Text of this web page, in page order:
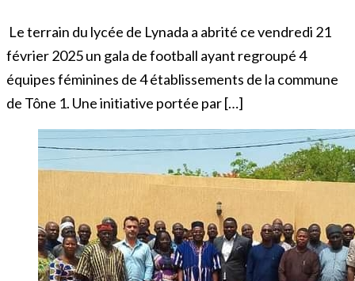
Le terrain du lycée de Lynada a abrité ce vendredi 21
février 2025 un gala de football ayant regroupé 4
équipes féminines de 4 établissements de la commune
de Tône 1. Une initiative portée par […]